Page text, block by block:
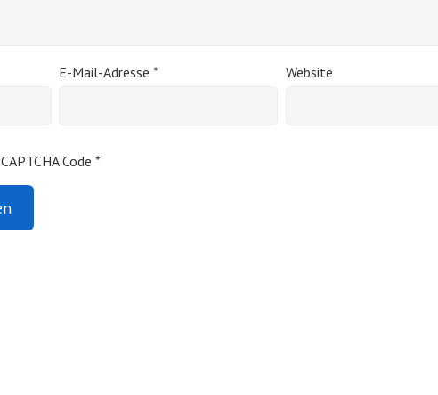
E-Mail-Adresse* Website
CAPTCHA Code *